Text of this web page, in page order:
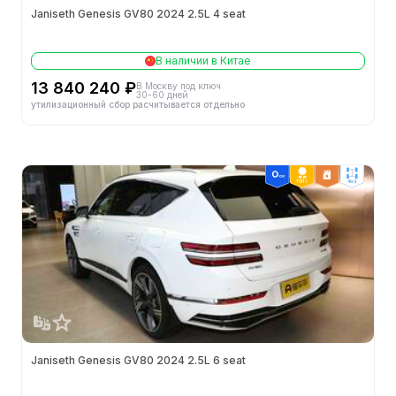
Полная масса (кг) 2825
Снаряжённая масса (кг)
Объем багажника (л) 727
Способ открытия дверей -
Двигатели
Конфигурация цилиндров
Кол-во цилиндров (шт.)
Janiseth Genesis GV80 2024 2.5L 4 seat
В наличии в Китае
13 840 240 ₽В Москву под ключ
30-60 дней
утилизационный сбор расчитывается отдельно
ТОП 1 4wd
Janiseth Genesis GV80 2024 2.5L 6 seat